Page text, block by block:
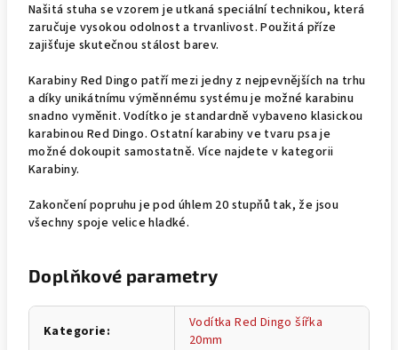
Našitá stuha se vzorem je utkaná speciální technikou, která
zaručuje vysokou odolnost a trvanlivost. Použitá příze
zajišťuje skutečnou stálost barev.
Karabiny Red Dingo patří mezi jedny z nejpevnějších na trhu
a díky unikátnímu výměnnému systému je možné karabinu
snadno vyměnit. Vodítko je standardně vybaveno klasickou
karabinou Red Dingo. Ostatní karabiny ve tvaru psa je
možné dokoupit samostatně. Více najdete v kategorii
Karabiny.
Zakončení popruhu je pod úhlem 20 stupňů tak, že jsou
všechny spoje velice hladké.
Doplňkové parametry
Kategorie:
Vodítka Red Dingo šířka
20mm